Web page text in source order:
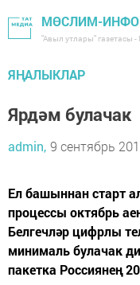
МӨСЛИМ-
"Авыл утлары" газетасы
ЯҢАЛЫКЛАР
Ярдәм булачак
admin, 9 сентябрь
Ел башыннан старт
процессы октябрь
Белгечләр цифрлы
минималь булачак
пакетка Россиянең